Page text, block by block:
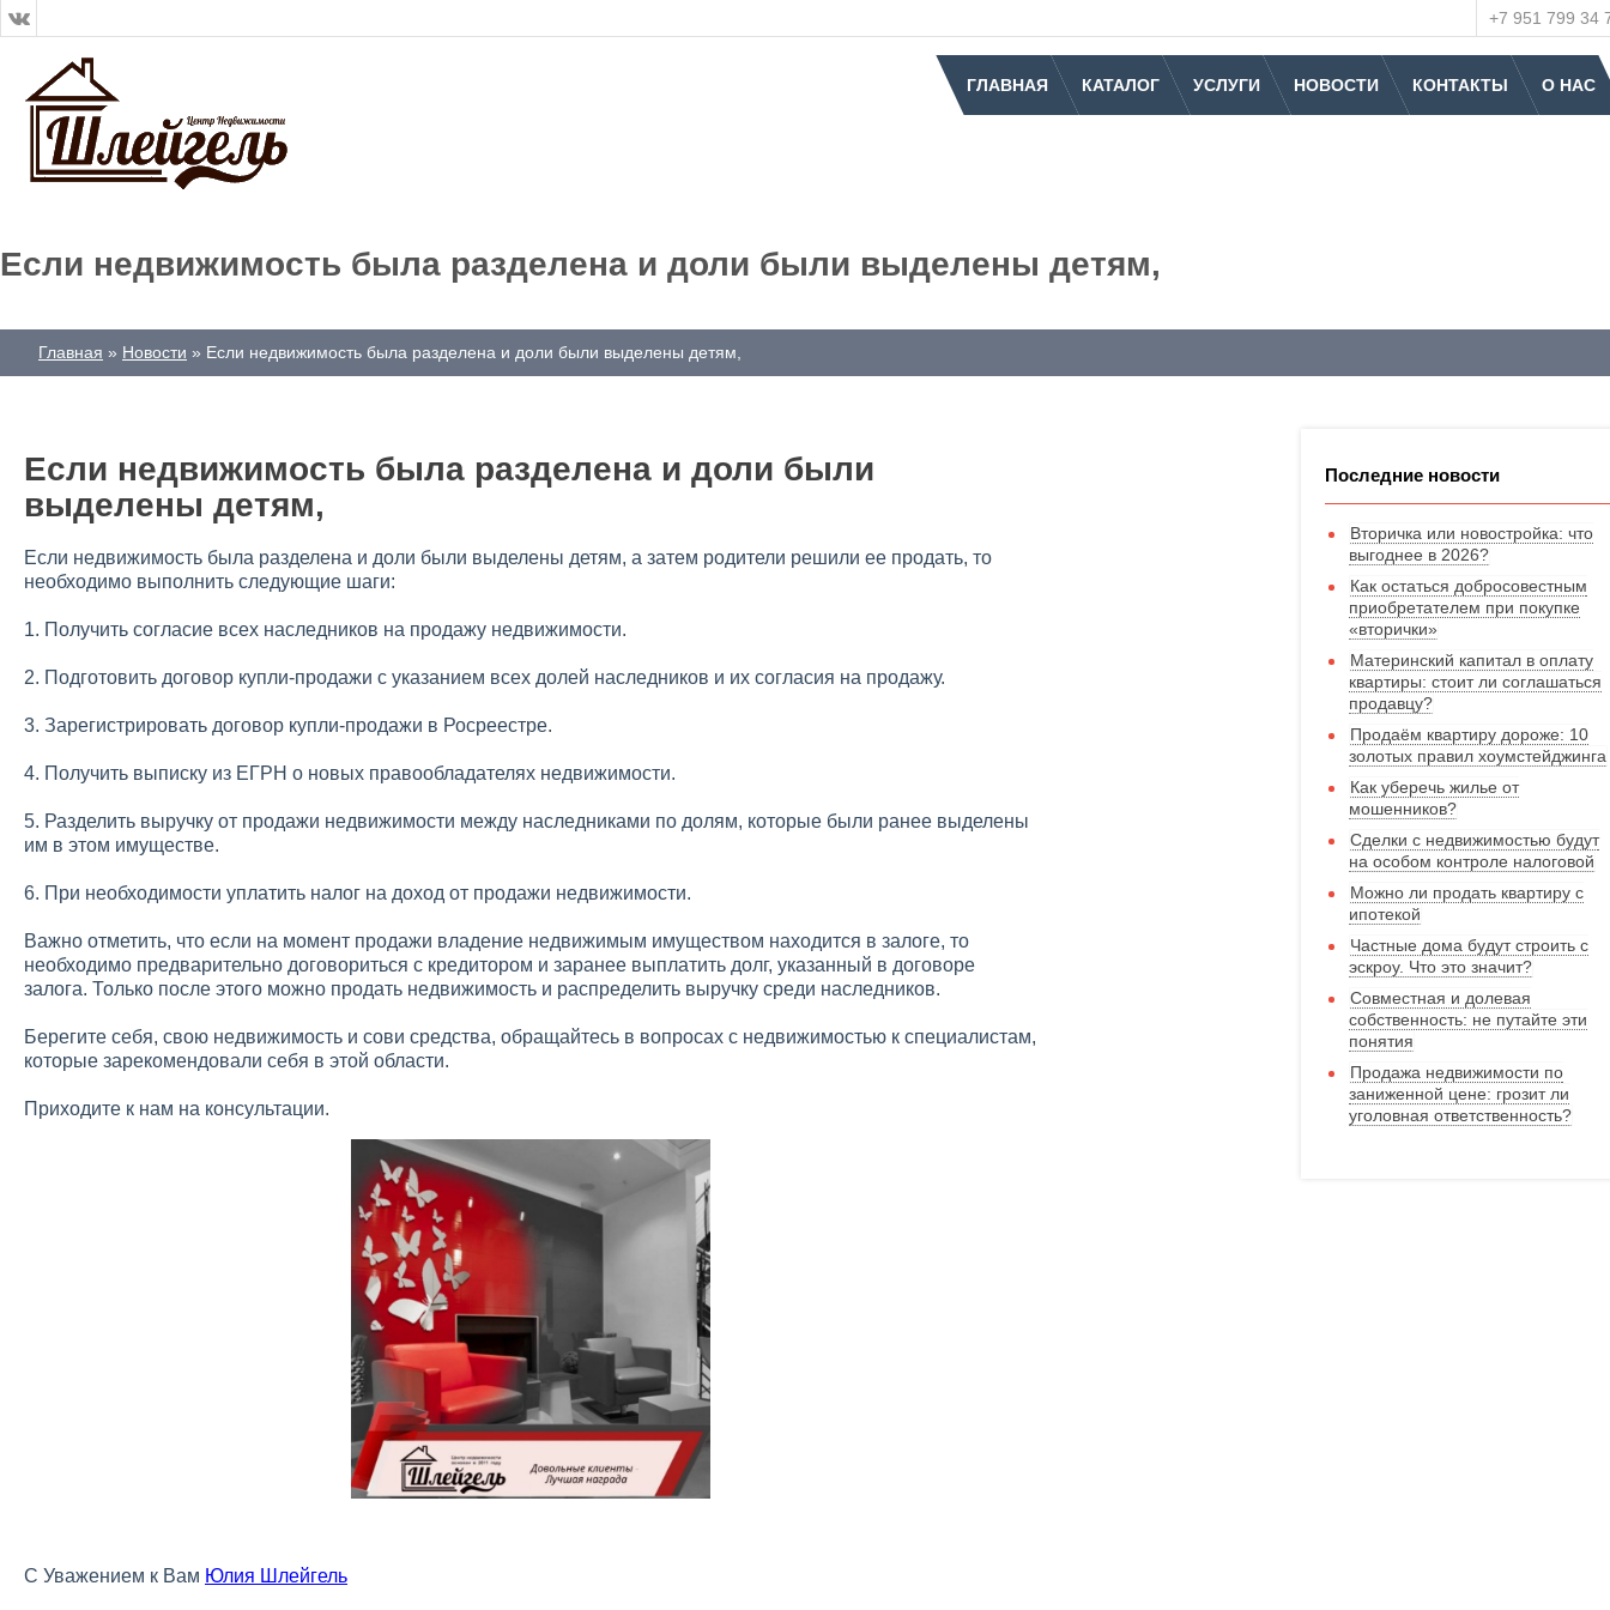
+7 951 799 34
ГЛАВНАЯ КАТАЛОГ УСЛУГИ НОВОСТИ КОНТАКТЫ О НАС
Если недвижимость была разделена и доли были выделены детям,
Главная Новости Если недвижимость была разделена и доли были выделены детям,
Если недвижимость была разделена и доли были
выделены детям,
Если недвижимость была разделена и доли были выделены детям, а затем родители решили ее продать, то
необходимо выполнить следующие шаги:
1. Получить согласие всех наследников на продажу недвижимости.
2. Подготовить договор купли-продажи с указанием всех долей наследников и их согласия на продажу.
3. Зарегистрировать договор купли-продажи в Росреестре.
4. Получить выписку из ЕГРН о новых правообладателях недвижимости.
5. Разделить выручку от продажи недвижимости между наследниками по долям, которые были ранее выделены
им в этом имуществе.
6. При необходимости уплатить налог на доход от продажи недвижимости.
Важно отметить, что если на момент продажи владение недвижимым имуществом находится в залоге, то
необходимо предварительно договориться с кредитором и заранее выплатить долг, указанный в договоре
залога. Только после этого можно продать недвижимость и распределить выручку среди наследников.
Берегите себя, свою недвижимость и сови средства, обращайтесь в вопросах с недвижимостью к специалистам,
которые зарекомендовали себя в этой области.
Приходите к нам на консультации.
С Уважением к Вам Юлия Шлейгель
Последние новости
Вторичка или новостройка: что
выгоднее в 2026?
Как остаться добросовестным
приобретателем при покупке
«вторички»
Материнский капитал в оплату
квартиры: стоит ли соглашаться
продавцу?
Продаём квартиру дороже: 10
золотых правил хоумстейджинга
Как уберечь жилье от
мошенников?
Сделки с недвижимостью будут
на особом контроле налоговой
Можно ли продать квартиру с
ипотекой
Частные дома будут строить с
эскроу. Что это значит?
Совместная и долевая
собственность: не путайте эти
понятия
Продажа недвижимости по
заниженной цене: грозит ли
уголовная ответственность?